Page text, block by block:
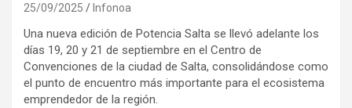
25/09/2025 Infonoa
Una nueva edición de Potencia Salta se llevó adelante los
días 19, 20 y 21 de septiembre en el Centro de
Convenciones de la ciudad de Salta, consolidándose como
el punto de encuentro más importante para el ecosistema
emprendedor de la región.